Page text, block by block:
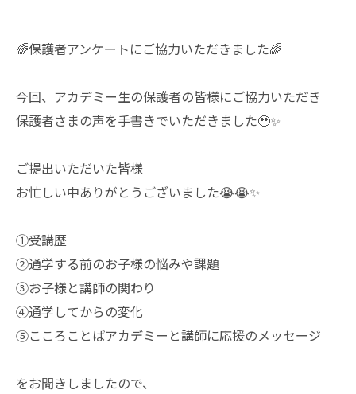
🌈保護者アンケートにご協力いただきました🌈
今回、アカデミー生の保護者の皆様にご協力いただき
保護者さまの声を手書きでいただきました🥹✨
ご提出いただいた皆様
お忙しい中ありがとうございました😭😭✨
①受講歴
②通学する前のお子様の悩みや課題
③お子様と講師の関わり
④通学してからの変化
⑤こころことばアカデミーと講師に応援のメッセージ
をお聞きしましたので、